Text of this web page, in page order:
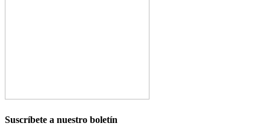
Suscríbete a nuestro boletín